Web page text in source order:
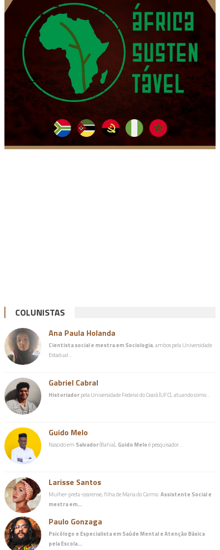
COLUNISTAS
Ana Paula Holanda
Cientista social e mestra em Sociologia, ambos pela Universidade
Estadual…
Gabriel Cabral
Historiadorpela Universidade Federal do Ceará (UFC), atuando como…
Guido Melo
Nascido em Salvador(Bahia), Guido Meloé pesquisador…
Larisse Santos
Mulher-preta-cearense, filha de Maria do Carmo.Assistente Social e
mestra em…
Paulo Gonzaga
Psicólogo e Especialista em Saúde Mental e Atenção Básica
pela Escola…